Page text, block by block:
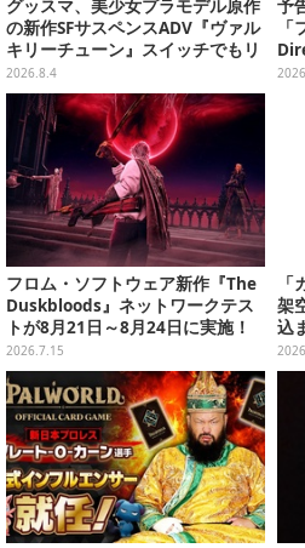
グッスマ、美少女プラモデル原作
の新作SFサスペンスADV『ヴァル
キリーチューン』スイッチでもリ
リース決定―Steam版サントラも
発売中
2026.8.4
予
ン
フロム・ソフトウェア新作『The
Duskbloods』ネットワークテス
トが8月21日～8月24日に実施！
最大8人のマルチプレイを体験可
能
2026.7.15
架
込
2